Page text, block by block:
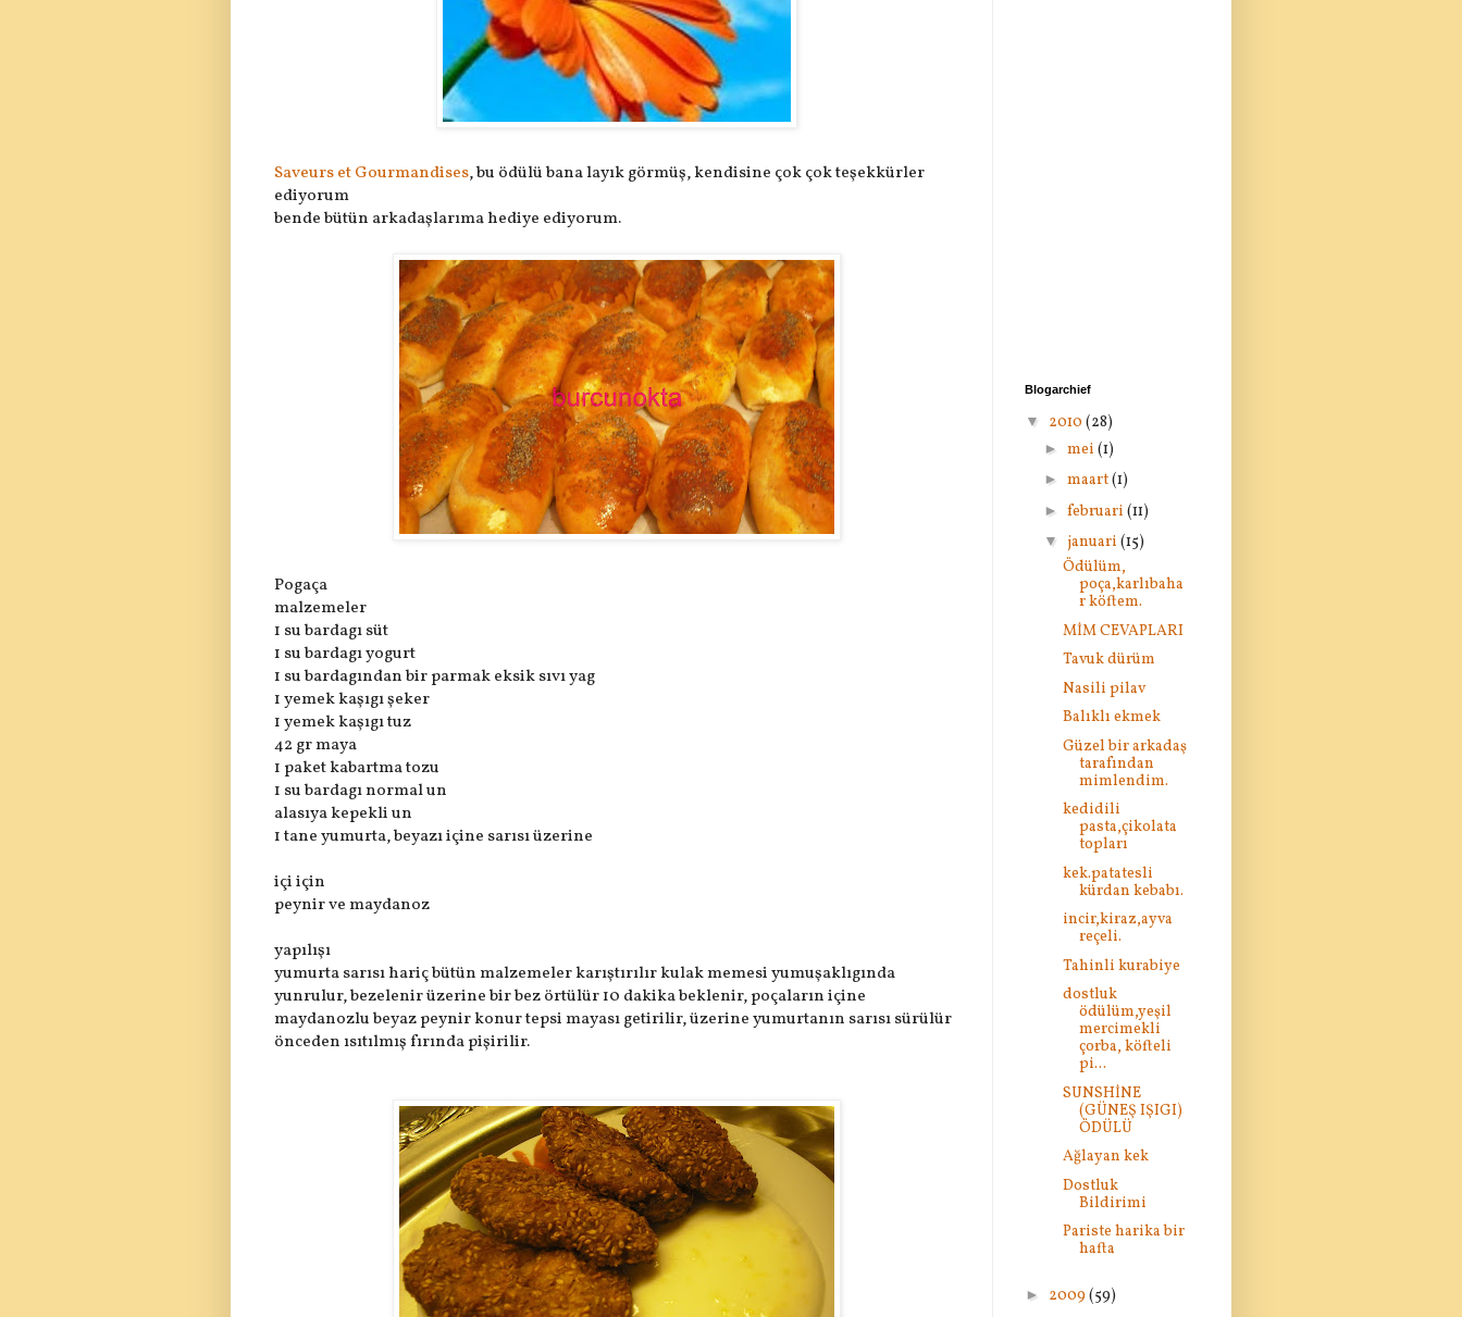
Saveurs et Gourmandises, bu ödülü bana layık görmüş, kendisine çok çok teşekkürler
ediyorum
bende bütün arkadaşlarıma hediye ediyorum.
Pogaça
malzemeler
1 su bardagı süt
1 su bardagı yogurt
1 su bardagından bir parmak eksik sıvı yag
1 yemek kaşıgı şeker
1 yemek kaşıgı tuz
42 gr maya
1 paket kabartma tozu
1 su bardagı normal un
alasıya kepekli un
1 tane yumurta, beyazı içine sarısı üzerine
içi için
peynir ve maydanoz
yapılışı
yumurta sarısı hariç bütün malzemeler karıştırılır kulak memesi yumuşaklıgında
yunrulur, bezelenir üzerine bir bez örtülür 10 dakika beklenir, poçaların içine
maydanozlu beyaz peynir konur tepsi mayası getirilir, üzerine yumurtanın sarısı sürülür
önceden ısıtılmış fırında pişirilir.
Blogarchief
▼ 2010 (28)
► mei (1)
► maart(1)
► februari (11)
▼ januari (15)
Ödülüm,
poça,karlıbaha
r köftem.
MİM CEVAPLARI
Tavuk dürüm
Nasili pilav
Balıklı ekmek
Güzel bir arkadaş
tarafından
mimlendim.
kedidili
pasta,çikolata
topları
kek.patatesli
kürdan kebabı.
incir,kiraz,ayva
reçeli.
Tahinli kurabiye
dostluk
ödülüm,yeşil
mercimekli
çorba, köfteli
pi...
SUNSHİNE
(GÜNEŞ IŞIGI)
ÖDÜLÜ
Ağlayan kek
Dostluk
Bildirimi
Pariste harika bir
hafta
► 2009 (59)